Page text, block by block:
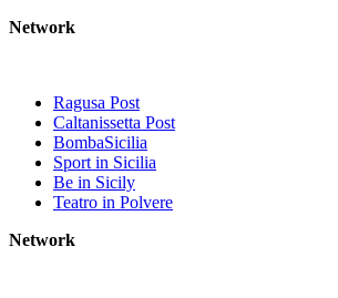
Network
Ragusa Post
Caltanissetta Post
BombaSicilia
Sport in Sicilia
Be in Sicily
Teatro in Polvere
Network